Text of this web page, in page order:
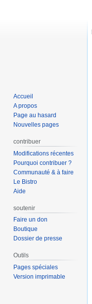
Accueil
A propos
Page au hasard
Nouvelles pages
contribuer
Modifications récentes
Pourquoi contribuer ?
Communauté & à faire
Le Bistro
Aide
soutenir
Faire un don
Boutique
Dossier de presse
Outils
Pages spéciales
Version imprimable